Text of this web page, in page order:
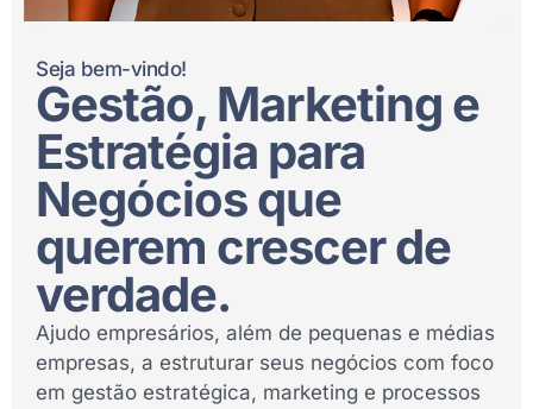
Seja bem-vindo!
Gestão, Marketing e
Estratégia para
Negócios que
querem crescer de
verdade.
Ajudo empresários, além de pequenas e médias
empresas, a estruturar seus negócios com foco
em gestão estratégica, marketing e processos